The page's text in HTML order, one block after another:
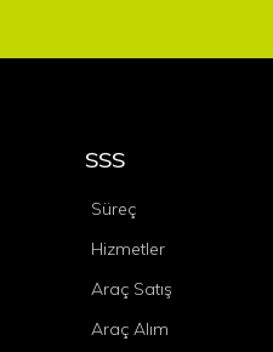
SSS
Süreç
Hizmetler
Araç Satış
Araç Alım